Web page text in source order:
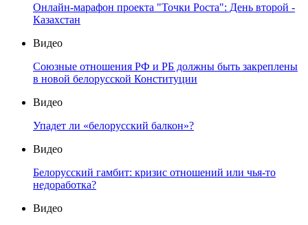
Онлайн-марафон проекта "Точки Роста": День второй -
Казахстан
Видео
Союзные отношения РФ и РБ должны быть закреплены
в новой белорусской Конституции
Видео
Упадет ли «белорусский балкон»?
Видео
Белорусский гамбит: кризис отношений или чья-то
недоработка?
Видео